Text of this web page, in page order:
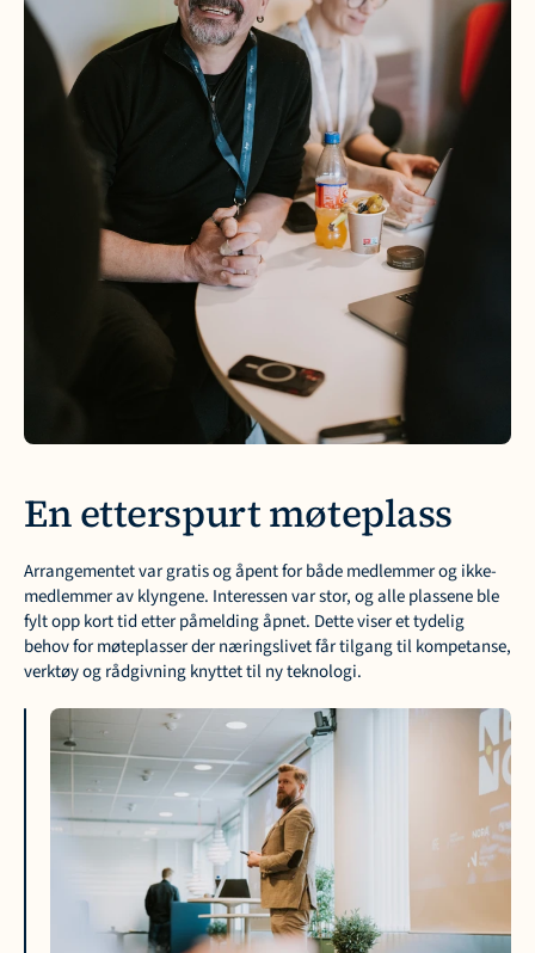
En etterspurt møteplass
Arrangementet var gratis og åpent for både medlemmer og ikke-
medlemmer av klyngene. Interessen var stor, og alle plassene ble
fylt opp kort tid etter påmelding åpnet. Dette viser et tydelig
behov for møteplasser der næringslivet får tilgang til kompetanse,
verktøy og rådgivning knyttet til ny teknologi.